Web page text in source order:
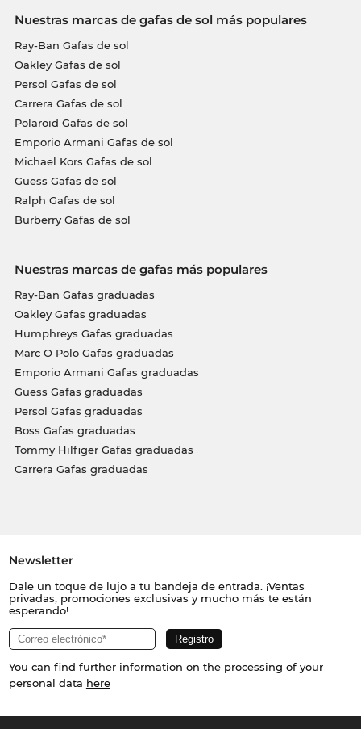
Nuestras marcas de gafas de sol más populares
Ray-Ban Gafas de sol
Oakley Gafas de sol
Persol Gafas de sol
Carrera Gafas de sol
Polaroid Gafas de sol
Emporio Armani Gafas de sol
Michael Kors Gafas de sol
Guess Gafas de sol
Ralph Gafas de sol
Burberry Gafas de sol
Nuestras marcas de gafas más populares
Ray-Ban Gafas graduadas
Oakley Gafas graduadas
Humphreys Gafas graduadas
Marc O Polo Gafas graduadas
Emporio Armani Gafas graduadas
Guess Gafas graduadas
Persol Gafas graduadas
Boss Gafas graduadas
Tommy Hilfiger Gafas graduadas
Carrera Gafas graduadas
Newsletter
Dale un toque de lujo a tu bandeja de entrada. ¡Ventas
privadas, promociones exclusivas y mucho más te están
esperando!
You can find further information on the processing of your
personal data here